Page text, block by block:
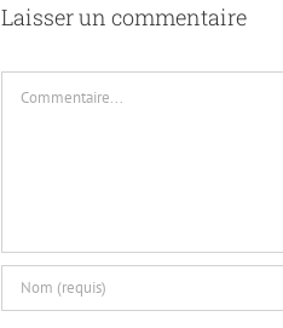
Laisser un commentaire